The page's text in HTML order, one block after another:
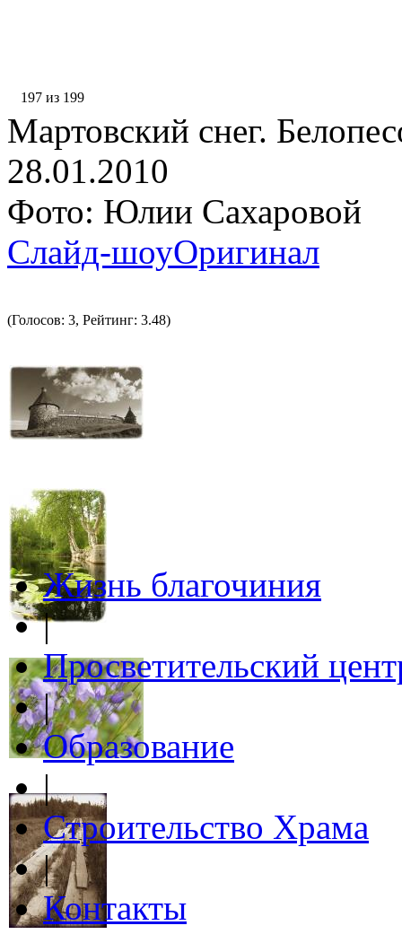
197 из 199
Мартовский снег.
28.01.2010
Фото: Юлии Сахаровой
Слайд-шоуОригинал
(Голосов: 3, Рейтинг: 3.48)
Жизнь благочиния
|
Просветительский
|
Образование
|
Строительство Храма
|
Контакты